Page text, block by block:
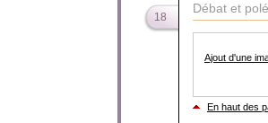
18
Débat et
Ajout d'une
En haut des